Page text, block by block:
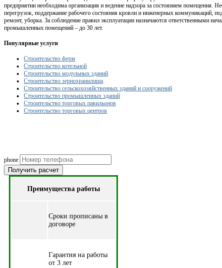
предприятии необходима организация и ведение надзора за состоянием помещения.
перегрузок, поддержание рабочего состояния кровли и инженерных коммуникаций,
ремонт, уборка. За соблюдение правил эксплуатации назначаются ответственными
промышленных помещений – до 30 лет.
Популярные услуги
Строительство ферм
Строительство котельной
Строительство модульных зданий
Строительство зернохранилища
Строительство сельскохозяйственных зданий и сооружений
Строительство промышленных зданий
Строительство торговых павильонов
Строительство торговых центров
phone
Получить расчет
Преимущества работы
Cроки прописаны в
договоре
Гарантия на работы
от 3 лет